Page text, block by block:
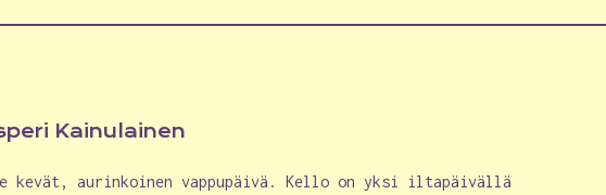
Kainulainen
kevät, aurinkoinen vappupäivä. Kello on yksi iltapäivällä